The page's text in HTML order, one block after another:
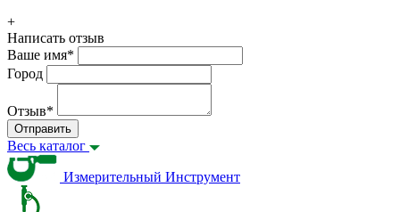
+
Написать отзыв
Ваше имя*
Город
Отзыв*
Отправить
Весь каталог
Измерительный Инструмент